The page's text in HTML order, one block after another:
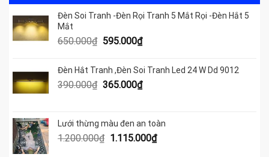
Đèn Soi Tranh -Đèn Rọi Tranh 5 Mắt Rọi -Đèn Hắt 5
Mắt
650.000₫ Giá
là:
650.000₫.
595.000₫Giá
tại
là:
595.000₫.
Đèn Hắt Tranh ,Đèn Soi Tranh Led 24 W Dd 9012
390.000₫ Giá
390.000₫.
365.000₫Giá
là:
365.000₫.
Lưới thừng màu đen an toàn
1.200.000₫ Giá
1.115.000₫Giá